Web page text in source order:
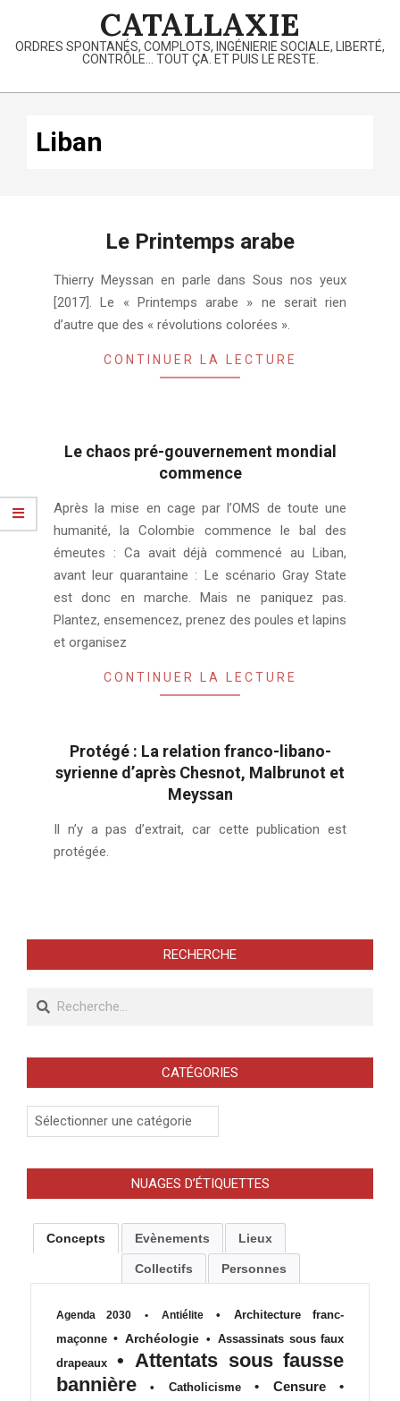
content
CATALLAXIE
ORDRES SPONTANÉS, COMPLOTS, INGÉNIERIE SOCIALE, LIBERTÉ,
CONTRÔLE… TOUT ÇA. ET PUIS LE RESTE.
Primary
Liban
Le Printemps arabe
02-
04
Thierry Meyssan en parle dans Sous nos yeux
[2017]. Le « Printemps arabe » ne serait rien
d’autre que des « révolutions colorées ».
CONTINUER LA LECTURE
Le chaos pré-gouvernement mondial
commence
03-
26
Après la mise en cage par l’OMS de toute une
humanité, la Colombie commence le bal des
émeutes : Ca avait déjà commencé au Liban,
avant leur quarantaine : Le scénario Gray State
est donc en marche. Mais ne paniquez pas.
Plantez, ensemencez, prenez des poules et lapins
et organisez
CONTINUER LA LECTURE
Protégé : La relation franco-libano-
syrienne d’après Chesnot, Malbrunot et
Meyssan
02-
04
Il n’y a pas d’extrait, car cette publication est
protégée.
RECHERCHE
Recherche
CATÉGORIES
Catégories
NUAGES D’ÉTIQUETTES
Concepts Evènements Lieux
Collectifs Personnes
Agenda 2030 • Antiélite •
Architecture franc-
maçonne • Archéologie • Assassinats sous faux
drapeaux
• Attentats sous fausse
bannière
• Catholicisme • Censure
•